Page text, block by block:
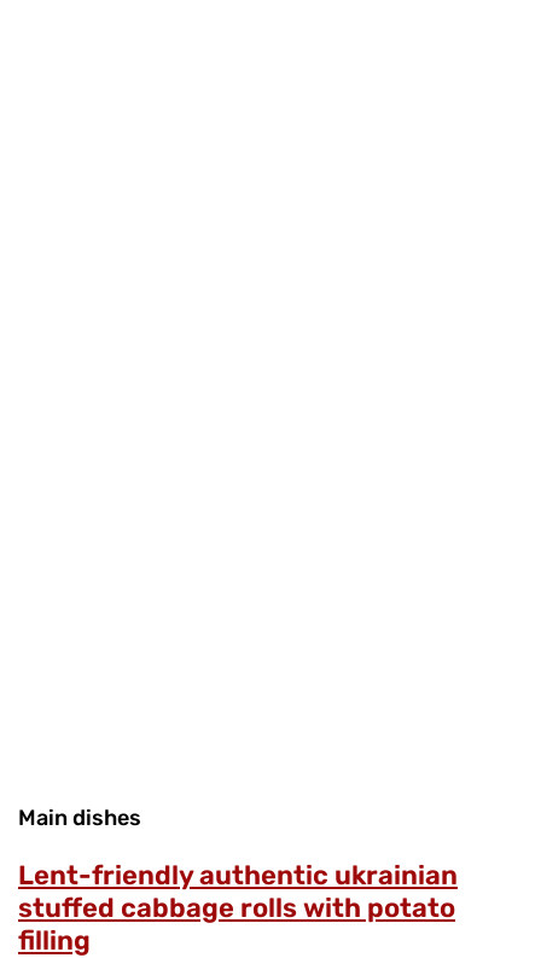
Main dishes
Lent-friendly authentic ukrainian
stuffed cabbage rolls with potato
filling